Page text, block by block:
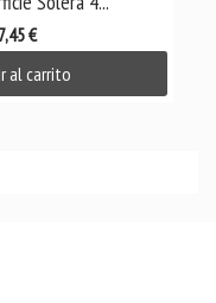
7,45 €
al carrito